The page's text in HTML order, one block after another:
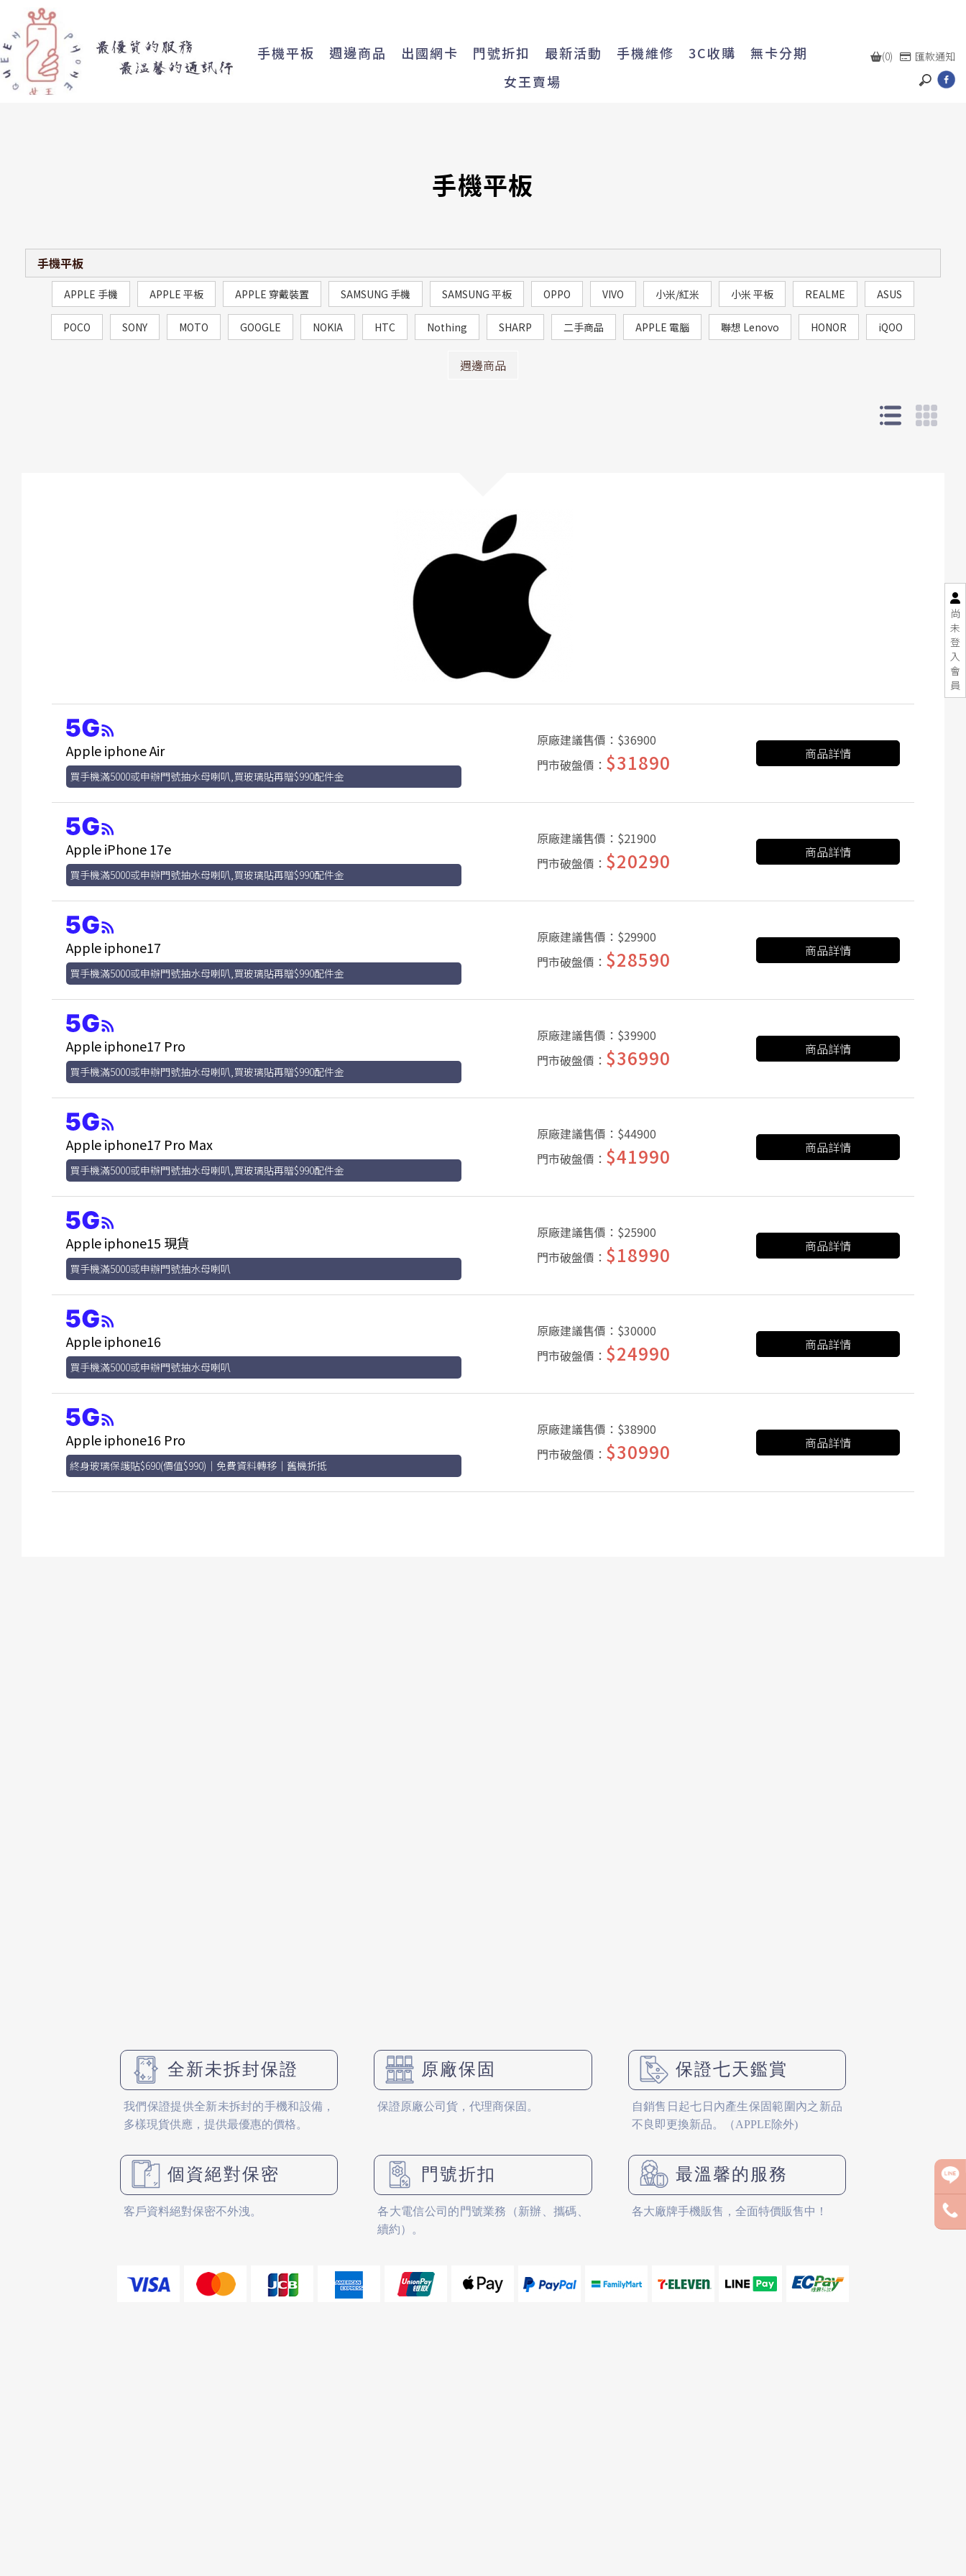
尚
未
登
入
會
員
(0) 匯款通知
手機平板 門號折扣
週邊商品 最新活動 手機維修 3C收購
無卡分期
女王賣場
出國網卡
手機平板
手機平板
APPLE 手機 APPLE 平板 APPLE 穿戴裝置 SAMSUNG 手機 SAMSUNG 平板 OPPO VIVO 小米/紅米 小米 平板 REALME ASUS
POCO SONY MOTO GOOGLE NOKIA HTC Nothing SHARP 二手商品 APPLE 電腦 聯想 Lenovo HONOR iQOO
週邊商品
Apple iphone Air
買手機滿5000或申辦門號抽水母喇叭,買玻璃貼再贈$990配件金
原廠建議售價： $36900
門市破盤價： $31890 商品詳情
Apple iPhone 17e
買手機滿5000或申辦門號抽水母喇叭,買玻璃貼再贈$990配件金
原廠建議售價： $21900
門市破盤價： $20290 商品詳情
Apple iphone17
買手機滿5000或申辦門號抽水母喇叭,買玻璃貼再贈$990配件金
原廠建議售價： $29900
門市破盤價： $28590 商品詳情
Apple iphone17 Pro
買手機滿5000或申辦門號抽水母喇叭,買玻璃貼再贈$990配件金
原廠建議售價： $39900
門市破盤價： $36990 商品詳情
Apple iphone17 Pro Max
買手機滿5000或申辦門號抽水母喇叭,買玻璃貼再贈$990配件金
原廠建議售價： $44900
門市破盤價： $41990 商品詳情
Apple iphone15 現貨
買手機滿5000或申辦門號抽水母喇叭
原廠建議售價： $25900
門市破盤價： $18990 商品詳情
Apple iphone16
買手機滿5000或申辦門號抽水母喇叭
原廠建議售價： $30000
門市破盤價： $24990 商品詳情
Apple iphone16 Pro
終身玻璃保護貼$690(價值$990)｜免費資料轉移｜舊機折抵
原廠建議售價： $38900
門市破盤價： $30990 商品詳情
全新未拆封保證
我們保證提供全新未拆封的手機和設備，
多樣現貨供應，提供最優惠的價格。
原廠保固
保證原廠公司貨，代理商保固。
保證七天鑑賞
自銷售日起七日內產生保固範圍內之新品
不良即更換新品。（APPLE除外)
個資絕對保密
客戶資料絕對保密不外洩。
門號折扣
各大電信公司的門號業務（新辦、攜碼、
續約）。
最溫馨的服務
各大廠牌手機販售，全面特價販售中！